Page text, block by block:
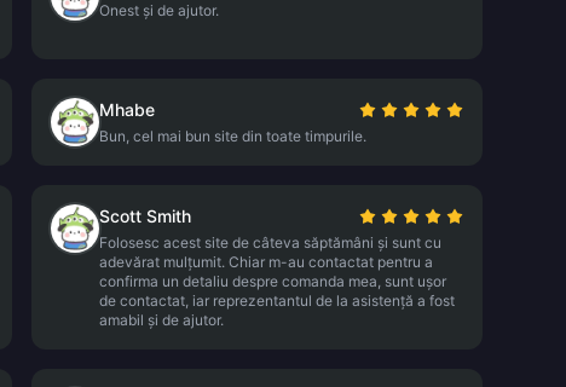
Onest și de ajutor.
Mhabe
Bun, cel mai bun site din toate timpurile.
Scott Smith
Folosesc acest site de câteva săptămâni și sunt cu
adevărat mulțumit. Chiar m-au contactat pentru a
confirma un detaliu despre comanda mea, sunt ușor
de contactat, iar reprezentantul de la asistență a fost
amabil și de ajutor.